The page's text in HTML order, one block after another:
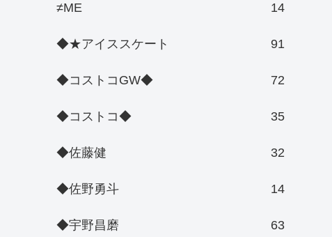
≠ME 14
◆★アイススケート 91
◆コストコGW◆ 72
◆コストコ◆ 35
◆佐藤健 32
◆佐野勇斗 14
◆宇野昌磨 63